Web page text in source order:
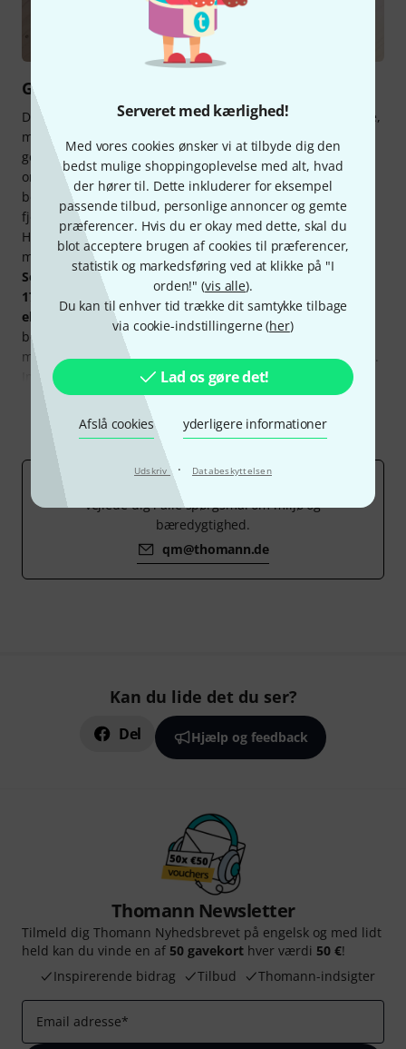
Serveret med kærlighed!
Med vores cookies ønsker vi at tilbyde dig den
bedst mulige shoppingoplevelse med alt, hvad
der hører til. Dette inkluderer for eksempel
passende tilbud, personlige annoncer og gemte
præferencer. Hvis du er okay med dette, skal du
blot acceptere brugen af cookies til præferencer,
statistik og markedsføring ved at klikke på "I
orden!" (vis alle).
Du kan til enhver tid trække dit samtykke tilbage
via cookie-indstillingerne (her)
Lad os gøre det!
Afslå cookies yderligere informationer
Udskriv · Databeskyttelsen
Gå foran med et godt eksempel
Der er altid en grund til at brokke sig over politikere og love,
men der er også mange gode grunde til at gå foran med et
godt eksempel og gøre det rigtige ...f.eks. når det drejer sig
om miljøet. Her hos Thomann er vi straks efter
bekendtgørelsen af artsbeskyttelsesaftalen begyndt at
fjerne de truede træsorter fra vores egne produkter (f.eks.
Harley Benton guitarer) og erstatte dem med andre
materialer.
Som den første forhandler i Europa har vi på datoen 2/1-
17 implementeret de strenge dokumentations- og
eksportbestemmelser, og vi bestræber os nu på at
bevidstgøre instrumentproducenterne, så de skifter til
miljørigtige og vedvarende materialer i deres instrumenter.
Imidlertid:
Vi kan ikke gøre det alene!Som
Vis mere
Vores afdeling for kvalitetssikring kan informere og
vejlede dig i alle spørgsmål om miljø og
bæredygtighed.
qm@thomann.de
Kan du lide det du ser?
Del Hjælp og feedback
Thomann Newsletter
Tilmeld dig Thomann Nyhedsbrevet på engelsk og med lidt
held kan du vinde en af 50 gavekort hver værdi 50 €!
Inspirerende bidrag
Tilbud Thomann-indsigter
Email adresse*